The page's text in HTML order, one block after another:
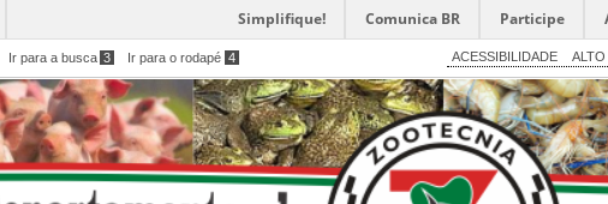
Simplifique! Comunica BR Participe
Ir para a busca 3 Ir para o rodapé 4 ACESSIBILIDADE